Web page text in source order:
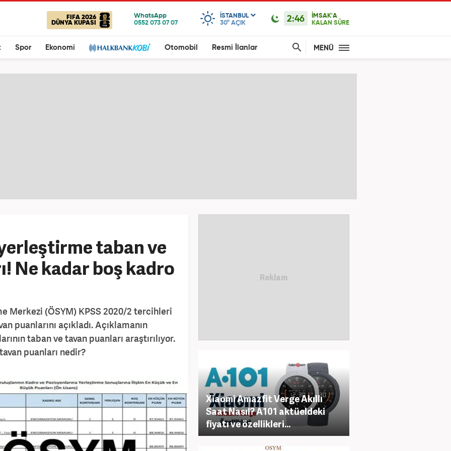
FIFA 2026
DÜNYA KUPASI
ISTANBUL
30° AÇIK 2:46
İMSAK'A
KALAN SÜRE
Spor Ekonomi Otomobil Resmi İlanlar MENÜ
taban ve
Ne kadar boş kadro
Merkezi (ÖSYM) KPSS 2020/2 tercihleri
puanlarını açıkladı. Açıklamanın
taban ve tavan puanları araştırılıyor.
puanları nedir?
Xiaomi Amazfit Verge Akıllı
Saat Nasıl? A101 aktüeldeki
fiyatı ve özellikleri...